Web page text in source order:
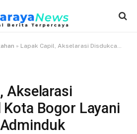
» Lapak Capil, Akselarasi Disdukcapil Kota Bogor Layani Kebutuhan Adminduk
Akselarasi
Bogor Layani